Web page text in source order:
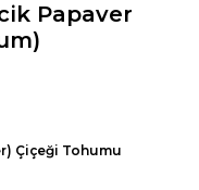
Papaver
Çiçeği Tohumu